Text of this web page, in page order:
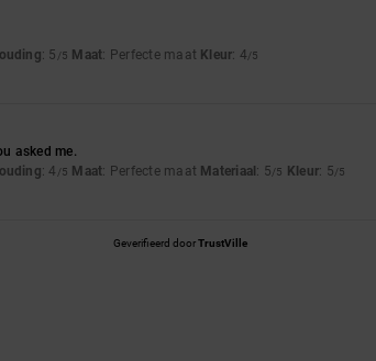
: 5 /5 Maat: Perfecte maat Kleur: 4/5
asked me.
: 4 /5 Maat: Perfecte maat Materiaal : 5/5 Kleur: 5/5
Geverifieerd doorTrustVille